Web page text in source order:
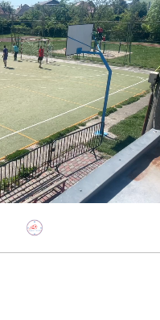
settings